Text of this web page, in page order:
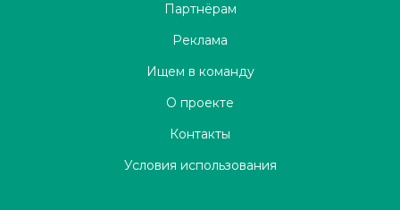
Партнёрам
Реклама
Ищем в команду
О проекте
Контакты
Условия использования